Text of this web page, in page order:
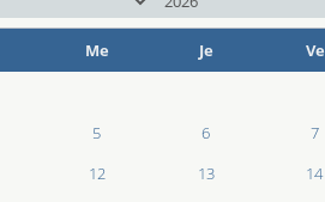
Me Je Ve
5 6 7
12 13 14